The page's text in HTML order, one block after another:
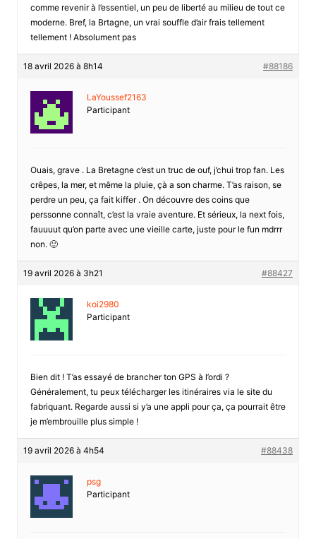
comme revenir à l’essentiel, un peu de liberté au milieu de tout ce
moderne. Bref, la Brtagne, un vrai souffle d’air frais tellement
tellement ! Absolument pas
18 avril 2026 à 8h14 #88186
LaYoussef2163
Participant
Ouais, grave . La Bretagne c’est un truc de ouf, j’chui trop fan. Les
crêpes, la mer, et même la pluie, çà a son charme. T’as raison, se
perdre un peu, ça fait kiffer . On découvre des coins que
perssonne connaît, c’est la vraie aventure. Et sérieux, la next fois,
fauuuut qu’on parte avec une vieille carte, juste pour le fun mdrrr
non. 🙂
19 avril 2026 à 3h21 #88427
koi2980
Participant
Bien dit ! T’as essayé de brancher ton GPS à l’ordi ?
Généralement, tu peux télécharger les itinéraires via le site du
fabriquant. Regarde aussi si y’a une appli pour ça, ça pourrait être
je m’embrouille plus simple !
19 avril 2026 à 4h54 #88438
psg
Participant